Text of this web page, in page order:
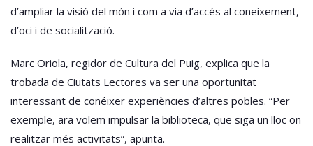
d’ampliar la visió del món i com a via d’accés al coneixement,
d’oci i de socialització.
Marc Oriola, regidor de Cultura del Puig, explica que la
trobada de Ciutats Lectores va ser una oportunitat
interessant de conéixer experiències d’altres pobles. “Per
exemple, ara volem impulsar la biblioteca, que siga un lloc on
realitzar més activitats”, apunta.